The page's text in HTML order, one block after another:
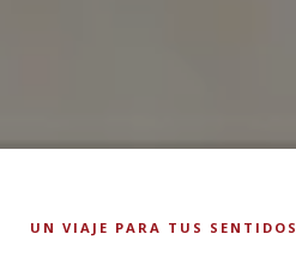
UN VIAJE PARA TUS SENTIDOS